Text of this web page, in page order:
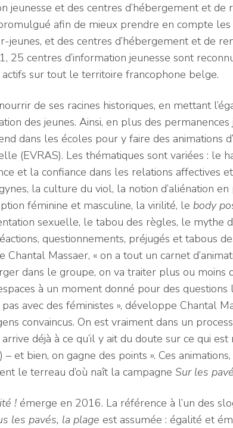
jeunesse et des centres d’hébergement et de
afin de mieux prendre en compte les
jeunes, et des centres d’hébergement et de
25 centres d’information jeunesse sont
sur tout le territoire francophone belge.
de ses racines historiques, en mettant
des jeunes. Ainsi, en plus des permanences
dans les écoles pour y faire des animations
(EVRAS). Les thématiques sont variées : le
et la confiance dans les relations affectives
la culture du viol, la notion d’aliénation
féminine et masculine, la virilité, le body
sexuelle, le tabou des règles, le mythe
questionnements, préjugés et tabous
Massaer, « on a tout un carnet
dans le groupe, on va traiter plus ou moins
à un moment donné pour des questions
avec des féministes », développe Chantal
convaincus. On est vraiment dans un
déjà à ce qu’il y ait du doute sur ce qui
et bien, on gagne des points ». Ces
le terreau d’où naît la campagne Sur les
! émerge en 2016. La référence à l’un des
les pavés, la plage est assumée : égalité et